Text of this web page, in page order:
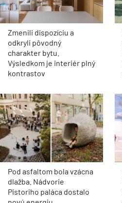
Zmenili dispozíciu a
odkryli pôvodný
charakter bytu.
Výsledkom je interiér plný
kontrastov
Pod asfaltom bola vzácna
dlažba. Nádvorie
Pistoriho paláca dostalo